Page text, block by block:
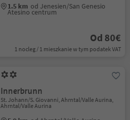
1.5 km od Jenesien/San Genesio
Atesino centrum
Od 80€
1 nocleg / 1 mieszkanie w tym podatek VAT
Innerbrunn
St. Johann/S. Giovanni, Ahrntal/Valle Aurina,
Ahrntal/Valle Aurina